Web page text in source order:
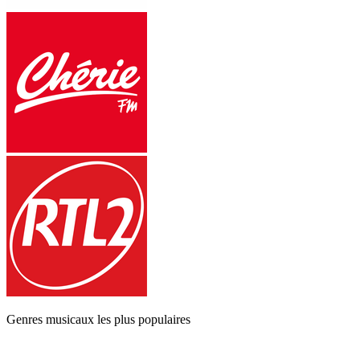
Genres musicaux les plus populaires